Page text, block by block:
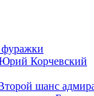
Корчевский